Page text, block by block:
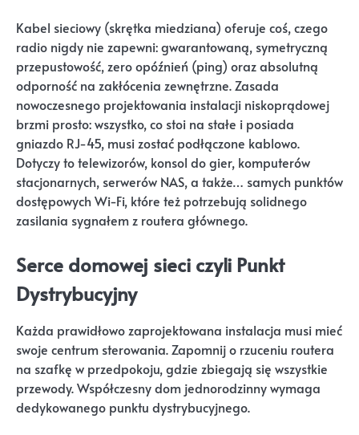
Kabel sieciowy (skrętka miedziana) oferuje coś, czego
radio nigdy nie zapewni: gwarantowaną, symetryczną
przepustowość, zero opóźnień (ping) oraz absolutną
odporność na zakłócenia zewnętrzne. Zasada
nowoczesnego projektowania instalacji niskoprądowej
brzmi prosto: wszystko, co stoi na stałe i posiada
gniazdo RJ-45, musi zostać podłączone kablowo.
Dotyczy to telewizorów, konsol do gier, komputerów
stacjonarnych, serwerów NAS, a także… samych punktów
dostępowych Wi-Fi, które też potrzebują solidnego
zasilania sygnałem z routera głównego.
Serce domowej sieci czyli Punkt
Dystrybucyjny
Każda prawidłowo zaprojektowana instalacja musi mieć
swoje centrum sterowania. Zapomnij o rzuceniu routera
na szafkę w przedpokoju, gdzie zbiegają się wszystkie
przewody. Współczesny dom jednorodzinny wymaga
dedykowanego punktu dystrybucyjnego.